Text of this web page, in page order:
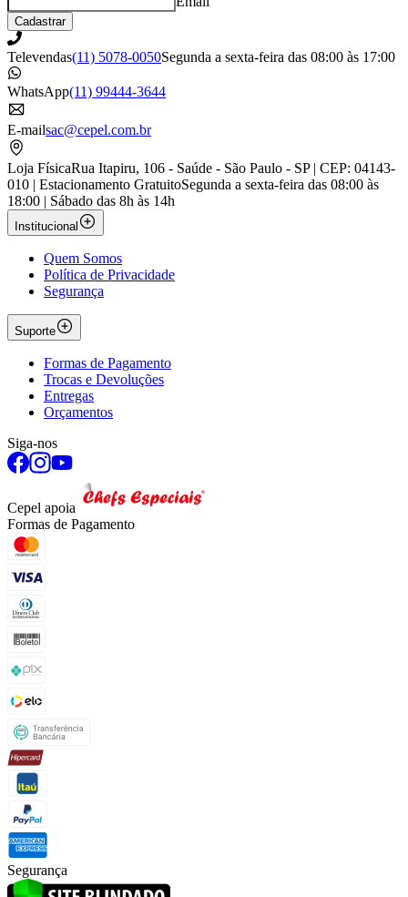
Cadastrar
Televendas(11) 5078-0050Segunda a sexta-feira das 08:00 às 17:00
WhatsApp(11) 99444-3644
E-mailsac@cepel.com.br
Loja FísicaRua Itapiru, 106 - Saúde - São Paulo - SP | CEP: 04143-
010 | Estacionamento GratuitoSegunda a sexta-feira das 08:00 às
18:00 | Sábado das 8h às 14h
Institucional
Quem Somos
Política de Privacidade
Segurança
Suporte
Formas de Pagamento
Trocas e Devoluções
Entregas
Orçamentos
Siga-nos
Cepel apoia
Formas de Pagamento
Segurança